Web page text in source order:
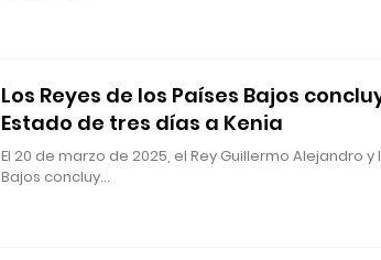
Los Reyes de los Países Bajos
Estado de tres días a Kenia
El 20 de marzo de 2025, el Rey Guillermo Alejandro
Bajos concluy…